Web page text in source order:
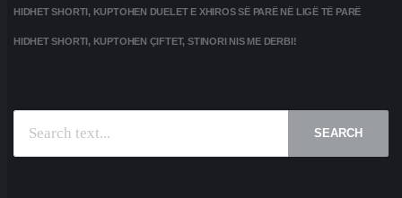
HIDHET SHORTI, KUPTOHEN DUELET E XHIROS SË PARË NË LIGË TË PARË
HIDHET SHORTI, KUPTOHEN ÇIFTET, STINORI NIS ME DERBI!
SEARCH